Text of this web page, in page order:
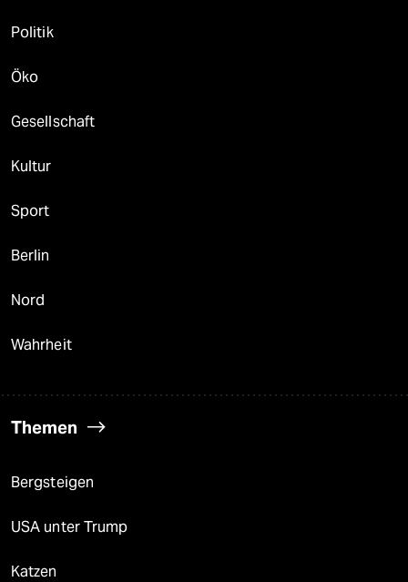
Politik
Öko
Gesellschaft
Kultur
Sport
Berlin
Nord
Wahrheit
Themen
Bergsteigen
USA unter Trump
Katzen